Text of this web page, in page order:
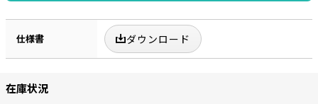
仕様書 ダウンロード
在庫状況